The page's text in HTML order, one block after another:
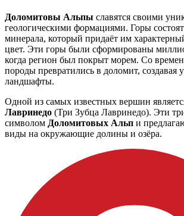
Доломитовы Альпы славятся своими
геологическими формациями. Горы
минерала, который придаёт им
цвет. Эти горы были сформированы
когда регион был покрыт морем. Со
породы превратились в доломит, создавая
ландшафты.
Одной из самых известных вершин
Лавринедо (Три Зубца Лавринедо). Эти
символом Доломитовых Альп и
виды на окружающие долины и озёра.